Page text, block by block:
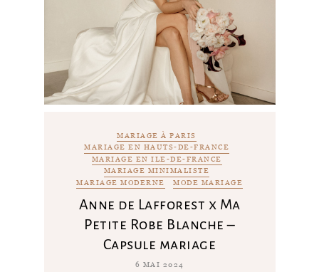
MARIAGE À PARIS
MARIAGE EN HAUTS-DE-FRANCE
MARIAGE EN ILE-DE-FRANCE
MARIAGE MINIMALISTE
MARIAGE MODERNE
MODE MARIAGE
Anne de Lafforest x Ma
Petite Robe Blanche –
Capsule mariage
6 MAI 2024